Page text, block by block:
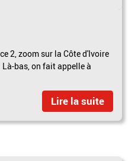
2, zoom sur la Côte d'Ivoire
bas, on fait appelle à
Lire la suite